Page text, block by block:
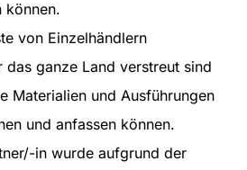
können.
von Einzelhändlern
das ganze Land verstreut sind
Materialien und Ausführungen
und anfassen können.
in wurde aufgrund der